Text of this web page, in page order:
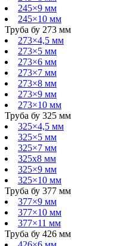
245×9 мм
245×10 мм
Труба бу 273 мм
273×4,5 мм
273×5 мм
273×6 мм
273×7 мм
273×8 мм
273×9 мм
273×10 мм
Труба бу 325 мм
325×4,5 мм
325×5 мм
325×7 мм
325х8 мм
325×9 мм
325×10 мм
Труба бу 377 мм
377×9 мм
377×10 мм
377×11 мм
Труба бу 426 мм